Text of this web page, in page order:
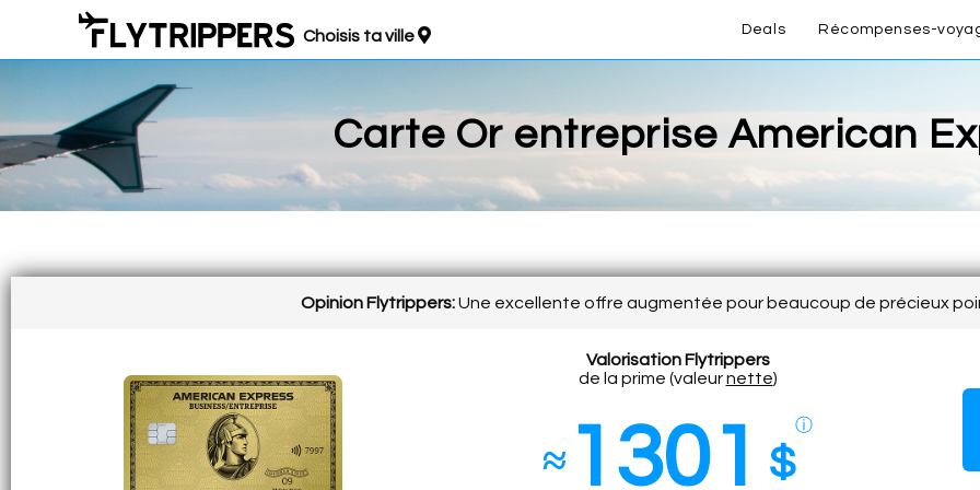
Choisis ta ville Deals Récompenses-
Carte Or entreprise American
Opinion Flytrippers:Une excellente offre augmentée pour beaucoup de précieux
Valorisation Flytrippers
de la prime (valeurnette)
≈ 1301 $
ⓘ